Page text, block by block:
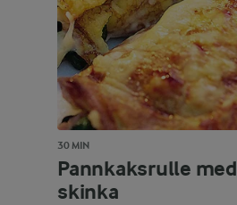
30 MIN
Pannkaksrulle med
skinka